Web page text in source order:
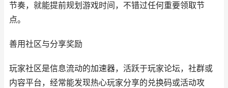
节奏，就能提前规划游戏时间，不错过任何重要领取节
点。
善用社区与分享奖励
玩家社区是信息流动的加速器，活跃于玩家论坛，社群或
内容平台，经常能发现热心玩家分享的兑换码或活动攻